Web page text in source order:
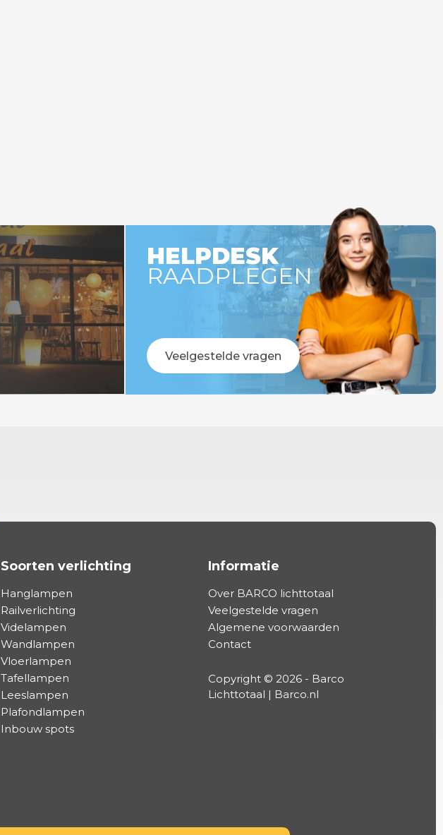
HELPDESK
RAADPLEGEN
Veelgestelde vragen
Soorten verlichting
Hanglampen
Railverlichting
Videlampen
Wandlampen
Vloerlampen
Tafellampen
Leeslampen
Plafondlampen
Inbouw spots
Informatie
Over BARCO lichttotaal
Veelgestelde vragen
Algemene voorwaarden
Contact
Copyright © 2026 - Barco
Lichttotaal | Barco.nl